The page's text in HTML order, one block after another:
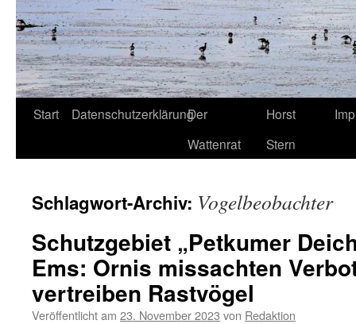
Start DatenschutzerklärungDer
Wattenrat
Horst
Stern
Schlagwort-Archiv: Vogelbeobachter
Schutzgebiet „Petkumer
Ems: Ornis missachten
vertreiben Rastvögel
Veröffentlicht am 23. November 2023 von Redaktion